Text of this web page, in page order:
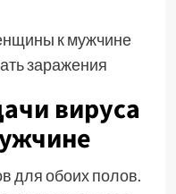
вируса
для обоих полов.